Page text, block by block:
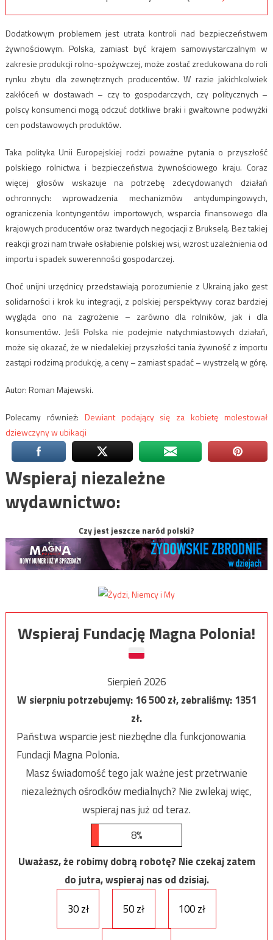
Dodatkowym problemem jest utrata kontroli nad bezpieczeństwem
żywnościowym. Polska, zamiast być krajem samowystarczalnym w
zakresie produkcji rolno-spożywczej, może zostać zredukowana do roli
rynku zbytu dla zewnętrznych producentów. W razie jakichkolwiek
zakłóceń w dostawach – czy to gospodarczych, czy politycznych –
polscy konsumenci mogą odczuć dotkliwe braki i gwałtowne podwyżki
cen podstawowych produktów.
Taka polityka Unii Europejskiej rodzi poważne pytania o przyszłość
polskiego rolnictwa i bezpieczeństwa żywnościowego kraju. Coraz
więcej głosów wskazuje na potrzebę zdecydowanych działań
ochronnych: wprowadzenia mechanizmów antydumpingowych,
ograniczenia kontyngentów importowych, wsparcia finansowego dla
krajowych producentów oraz twardych negocjacji z Brukselą. Bez takiej
reakcji grozi nam trwałe osłabienie polskiej wsi, wzrost uzależnienia od
importu i spadek suwerenności gospodarczej.
Choć unijni urzędnicy przedstawiają porozumienie z Ukrainą jako gest
solidarności i krok ku integracji, z polskiej perspektywy coraz bardziej
wygląda ono na zagrożenie – zarówno dla rolników, jak i dla
konsumentów. Jeśli Polska nie podejmie natychmiastowych działań,
może się okazać, że w niedalekiej przyszłości tania żywność z importu
zastąpi rodzimą produkcję, a ceny – zamiast spadać – wystrzelą w górę.
Autor: Roman Majewski.
Polecamy również: Dewiant podający się za kobietę molestował
dziewczyny w ubikacji
Wspieraj niezależne
wydawnictwo:
Czy jest jeszcze naród polski?
Wspieraj Fundację Magna Polonia!
Sierpień 2026
W sierpniu potrzebujemy:16 500zł, zebraliśmy:1351
zł.
Państwa wsparcie jest niezbędne dla funkcjonowania
Fundacji Magna Polonia.
Masz świadomość tego jak ważne jest przetrwanie
niezależnych ośrodków medialnych? Nie zwlekaj więc,
wspieraj nas już od teraz.
8%
Uważasz, że robimy dobrą robotę? Nie czekaj zatem
do jutra, wspieraj nas od dzisiaj.
30 zł
50 zł 100 zł